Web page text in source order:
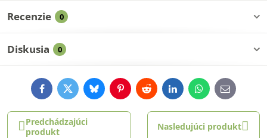
Recenzie 0
Diskusia 0
FacebookTwitterBlueskyPinterestRedditLinkedInWhatsApp
E-
mail
Predchádzajúci
produkt
Nasledujúci produkt